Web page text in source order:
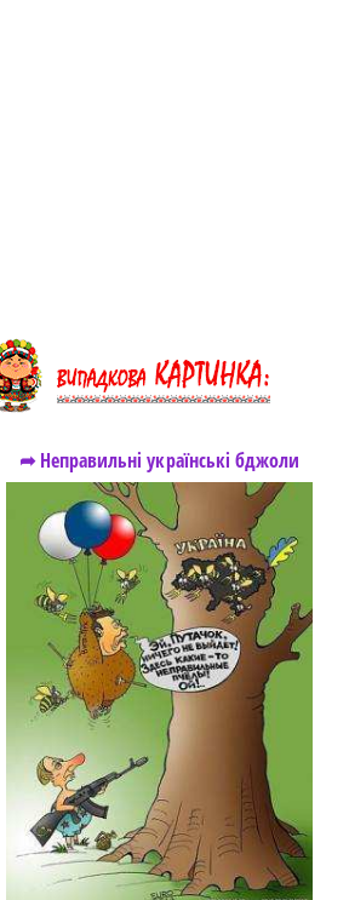
➦ Неправильні українські бджоли